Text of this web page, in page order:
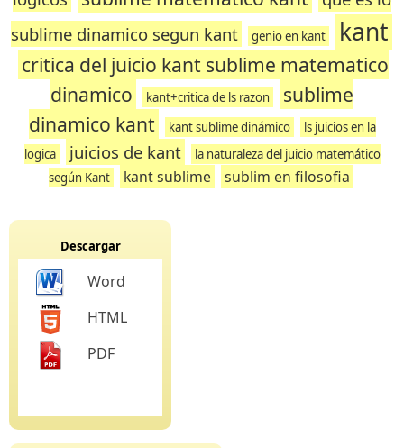
sublime dinamico segun kant
genio en kant kant
critica del juicio kant sublime matematico
dinamico
kant+critica de ls razon
sublime
dinamico kant
kant sublime dinámico
ls juicios en la
logica
juicios de kant
la naturaleza del juicio matemático
según Kant
kant sublime sublim en filosofia
Descargar
Word
HTML
PDF